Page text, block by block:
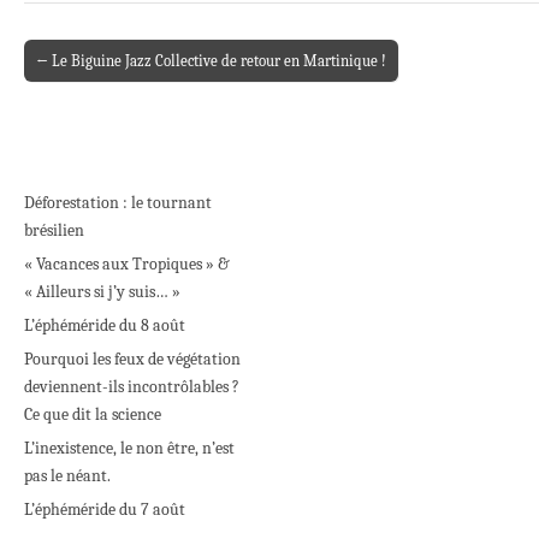
Post navigation
← Le Biguine Jazz Collective de retour en Martinique !
Déforestation : le tournant
brésilien
« Vacances aux Tropiques » &
« Ailleurs si j’y suis… »
L’éphéméride du 8 août
Pourquoi les feux de végétation
deviennent-ils incontrôlables ?
Ce que dit la science
L’inexistence, le non être, n’est
pas le néant.
L’éphéméride du 7 août